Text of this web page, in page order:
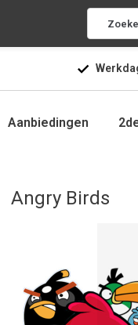
Aanbiedingen
Angry Birds